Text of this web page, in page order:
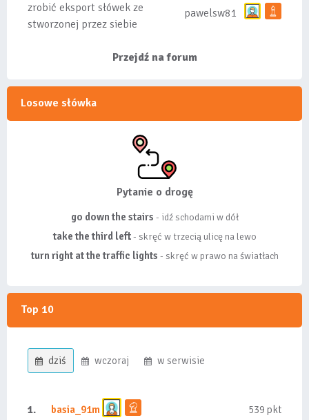
zrobić eksport słówek ze
stworzonej przez siebie
pawelsw81
Przejdź na forum
Losowe słówka
Pytanie o drogę
go down the stairs - idź schodami w dół
take the third left- skręć w trzecią ulicę na lewo
turn right at the traffic lights - skręć w prawo na światłach
Top 10
dziś wczoraj w serwisie
1. basia_91m 539 pkt